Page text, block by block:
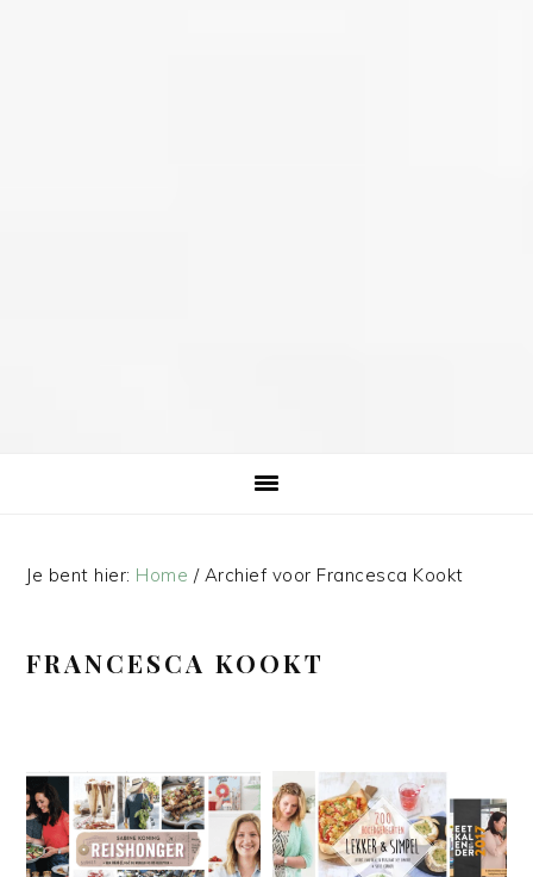
Je bent hier: Home /Archief voor Francesca Kookt
FRANCESCA KOOKT